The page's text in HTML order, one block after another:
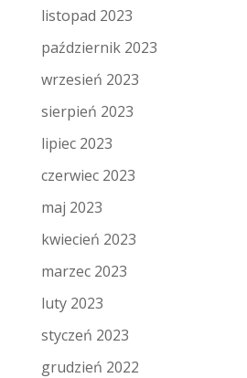
listopad 2023
październik 2023
wrzesień 2023
sierpień 2023
lipiec 2023
czerwiec 2023
maj 2023
kwiecień 2023
marzec 2023
luty 2023
styczeń 2023
grudzień 2022